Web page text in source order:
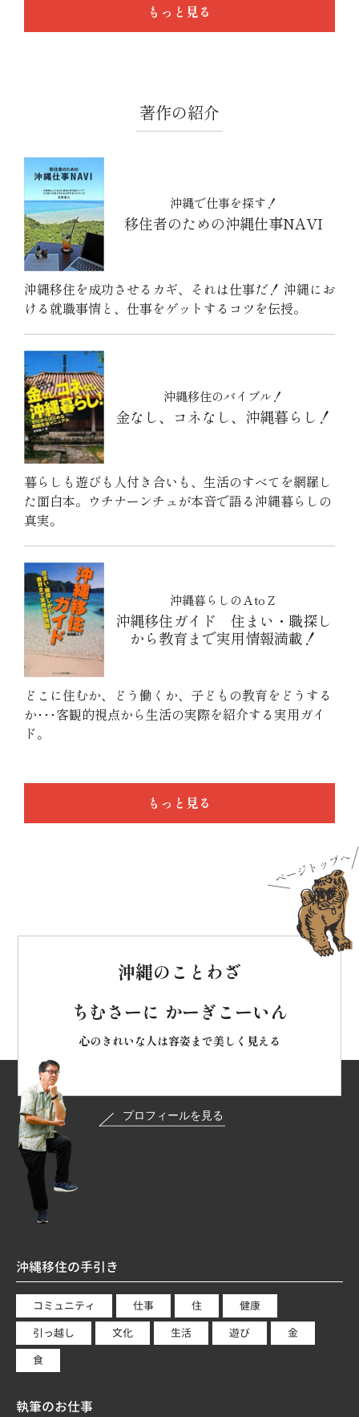
もっと見る
著作の紹介
沖縄で仕事を探す！
移住者のための沖縄仕事NAVI
沖縄移住を成功させるカギ、それは仕事だ！ 沖縄にお
ける就職事情と、仕事をゲットするコツを伝授。
沖縄移住のバイブル！
金なし、コネなし、沖縄暮らし！
暮らしも遊びも人付き合いも、生活のすべてを網羅し
た面白本。ウチナーンチュが本音で語る沖縄暮らしの
真実。
沖縄暮らしのＡtoＺ
沖縄移住ガイド 住まい・職探し
から教育まで実用情報満載！
どこに住むか、どう働くか、子どもの教育をどうする
か･･･客観的視点から生活の実際を紹介する実用ガイ
ド。
もっと見る
沖縄のことわざ
ちむさーに かーぎこーいん
心のきれいな人は容姿まで美しく見える
沖縄移住の手引き
コミュニティ 仕事 住
健康
引っ越し
文化 生活 遊び
金
食
執筆のお仕事